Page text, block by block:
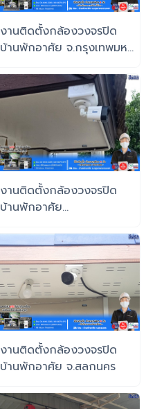
งานติดตั้งกล้องวงจรปิด
บ้านพักอาศัย จ.กรุงเทพมหา
งานติดตั้งกล้องวงจรปิด
บ้านพักอาศัย
งานติดตั้งกล้องวงจรปิด
บ้านพักอาศัย จ.สลกนคร